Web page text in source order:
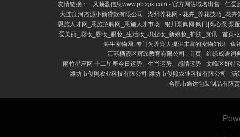
友情链接： 风顺盈信息www.pbcgik.com - 官方网站域名出售 仁爱
大连庄河杰源小额贷款有限公司
湖州养花网 - 花卉_养花技巧_花卉
恩施人才网_恩施招聘网_恩施人才市场
银川泵阀网|阀门|离心泵|泵
爱美丽_彩妆_唇妆_眼妆_生活妆_职业妆_新娘妆_护肤_资讯
首页-
海牛宠物网| 专门为养宠人提供丰富的宠物知识
鱼
江苏栖霞区辉琛教育有限公司 - 首页
红绿成语词
雨竹星座网-十二星座今日运势、生肖运势、感情运势
文峰区好特
潍坊市俊照农业科技有限公司-潍坊市俊照农业科技有限公司
涵
合肥市鑫达包装制品有限